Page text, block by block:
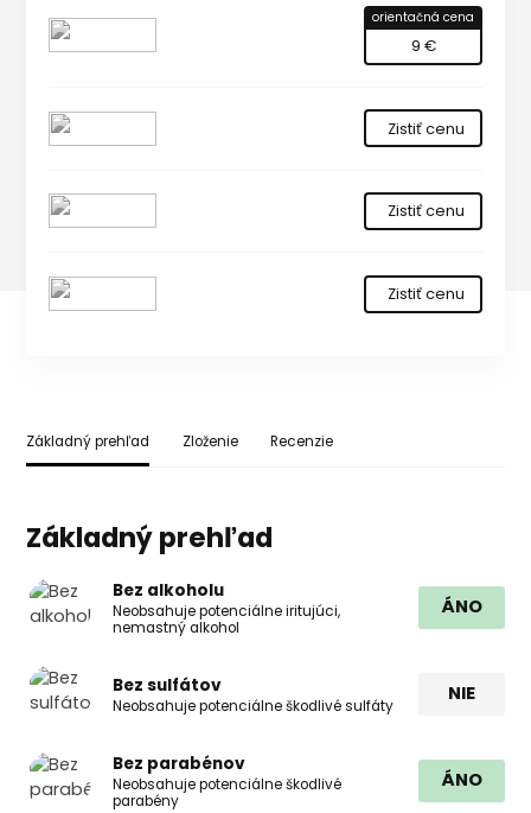
orientačná cena
9 €
Zistiť cenu
Zistiť cenu
Zistiť cenu
Základný prehľad Zloženie Recenzie
Základný prehľad
Bez alkoholu
Neobsahuje potenciálne iritujúci,
nemastný alkohol
ÁNO
Bez sulfátov
Neobsahuje potenciálne škodlivé sulfáty
NIE
Bez parabénov
Neobsahuje potenciálne škodlivé
parabény
ÁNO